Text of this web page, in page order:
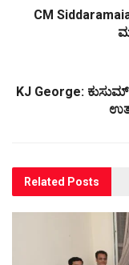
CM
KJ George:
Related Posts